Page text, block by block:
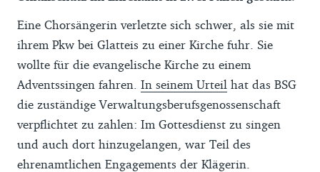
Eine Chorsängerin verletzte sich schwer, als sie mit
ihrem Pkw bei Glatteis zu einer Kirche fuhr. Sie
wollte für die evangelische Kirche zu einem
Adventssingen fahren. In seinem Urteil hat das BSG
die zuständige Verwaltungsberufsgenossenschaft
verpflichtet zu zahlen: Im Gottesdienst zu singen
und auch dort hinzugelangen, war Teil des
ehrenamtlichen Engagements der Klägerin.